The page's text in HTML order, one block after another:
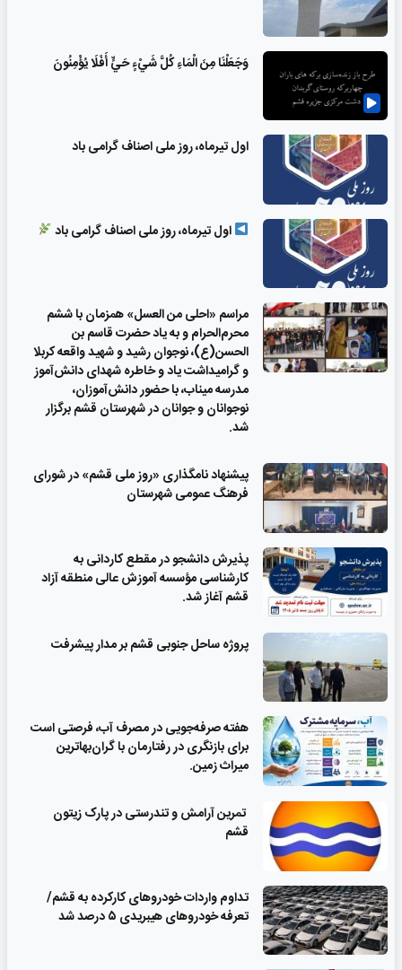
وَجَعَلْنَا مِنَ الْمَاءِ كُلَّ شَيْءٍ حَيٍّ أَفَلَا يُؤْمِنُونَ
اول تیرماه، روز ملی اصناف گرامی باد
اول تیرماه، روز ملی اصناف گرامی باد
مراسم «احلی من العسل» همزمان با ششم
محرم‌الحرام و به یاد حضرت قاسم بن
الحسن(ع)، نوجوان رشید و شهید واقعه کربلا
و گرامیداشت یاد و خاطره شهدای دانش‌آموز
مدرسه میناب، با حضور دانش‌آموزان،
نوجوانان و جوانان در شهرستان قشم برگزار
شد.
پیشنهاد نامگذاری «روز ملی قشم» در شورای
فرهنگ عمومی شهرستان
پذیرش دانشجو در مقطع کاردانی به
کارشناسی مؤسسه آموزش عالی منطقه آزاد
قشم آغاز شد.
پروژه ساحل جنوبی قشم بر مدار پیشرفت
‌هفته صرفه‌جویی در مصرف آب، فرصتی است
برای بازنگری در رفتارمان با گران‌بهاترین
میراث زمین.
تمرین آرامش و تندرستی در پارک زیتون
قشم
تداوم واردات خودروهای کارکرده به قشم/
تعرفه خودروهای هیبریدی ۵ درصد شد